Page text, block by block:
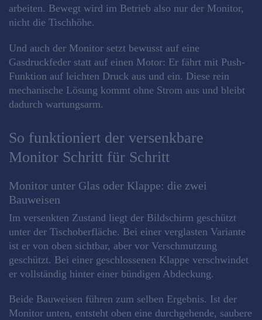
arbeiten. Bewegt wird im Betrieb also nur der Monitor,
nicht die Tischhöhe.
Und auch der Monitor setzt bewusst auf eine
Gasdruckfeder statt auf einen Motor: Er fährt mit Push-
Funktion auf leichten Druck aus und ein. Diese rein
mechanische Lösung kommt ohne Strom aus und bleibt
dadurch wartungsarm.
So funktioniert der versenkbare
Monitor Schritt für Schritt
Monitor unter Glas oder Klappe: die zwei
Bauweisen
Im versenkten Zustand liegt der Bildschirm geschützt
unter der Tischoberfläche. Bei einer verglasten Variante
ist er von oben sichtbar, aber vor Verschmutzung
geschützt. Bei einer geschlossenen Klappe verschwindet
er vollständig hinter einer bündigen Abdeckung.
Beide Bauweisen führen zum selben Ergebnis. Ist der
Monitor unten, entsteht oben eine durchgehende, saubere